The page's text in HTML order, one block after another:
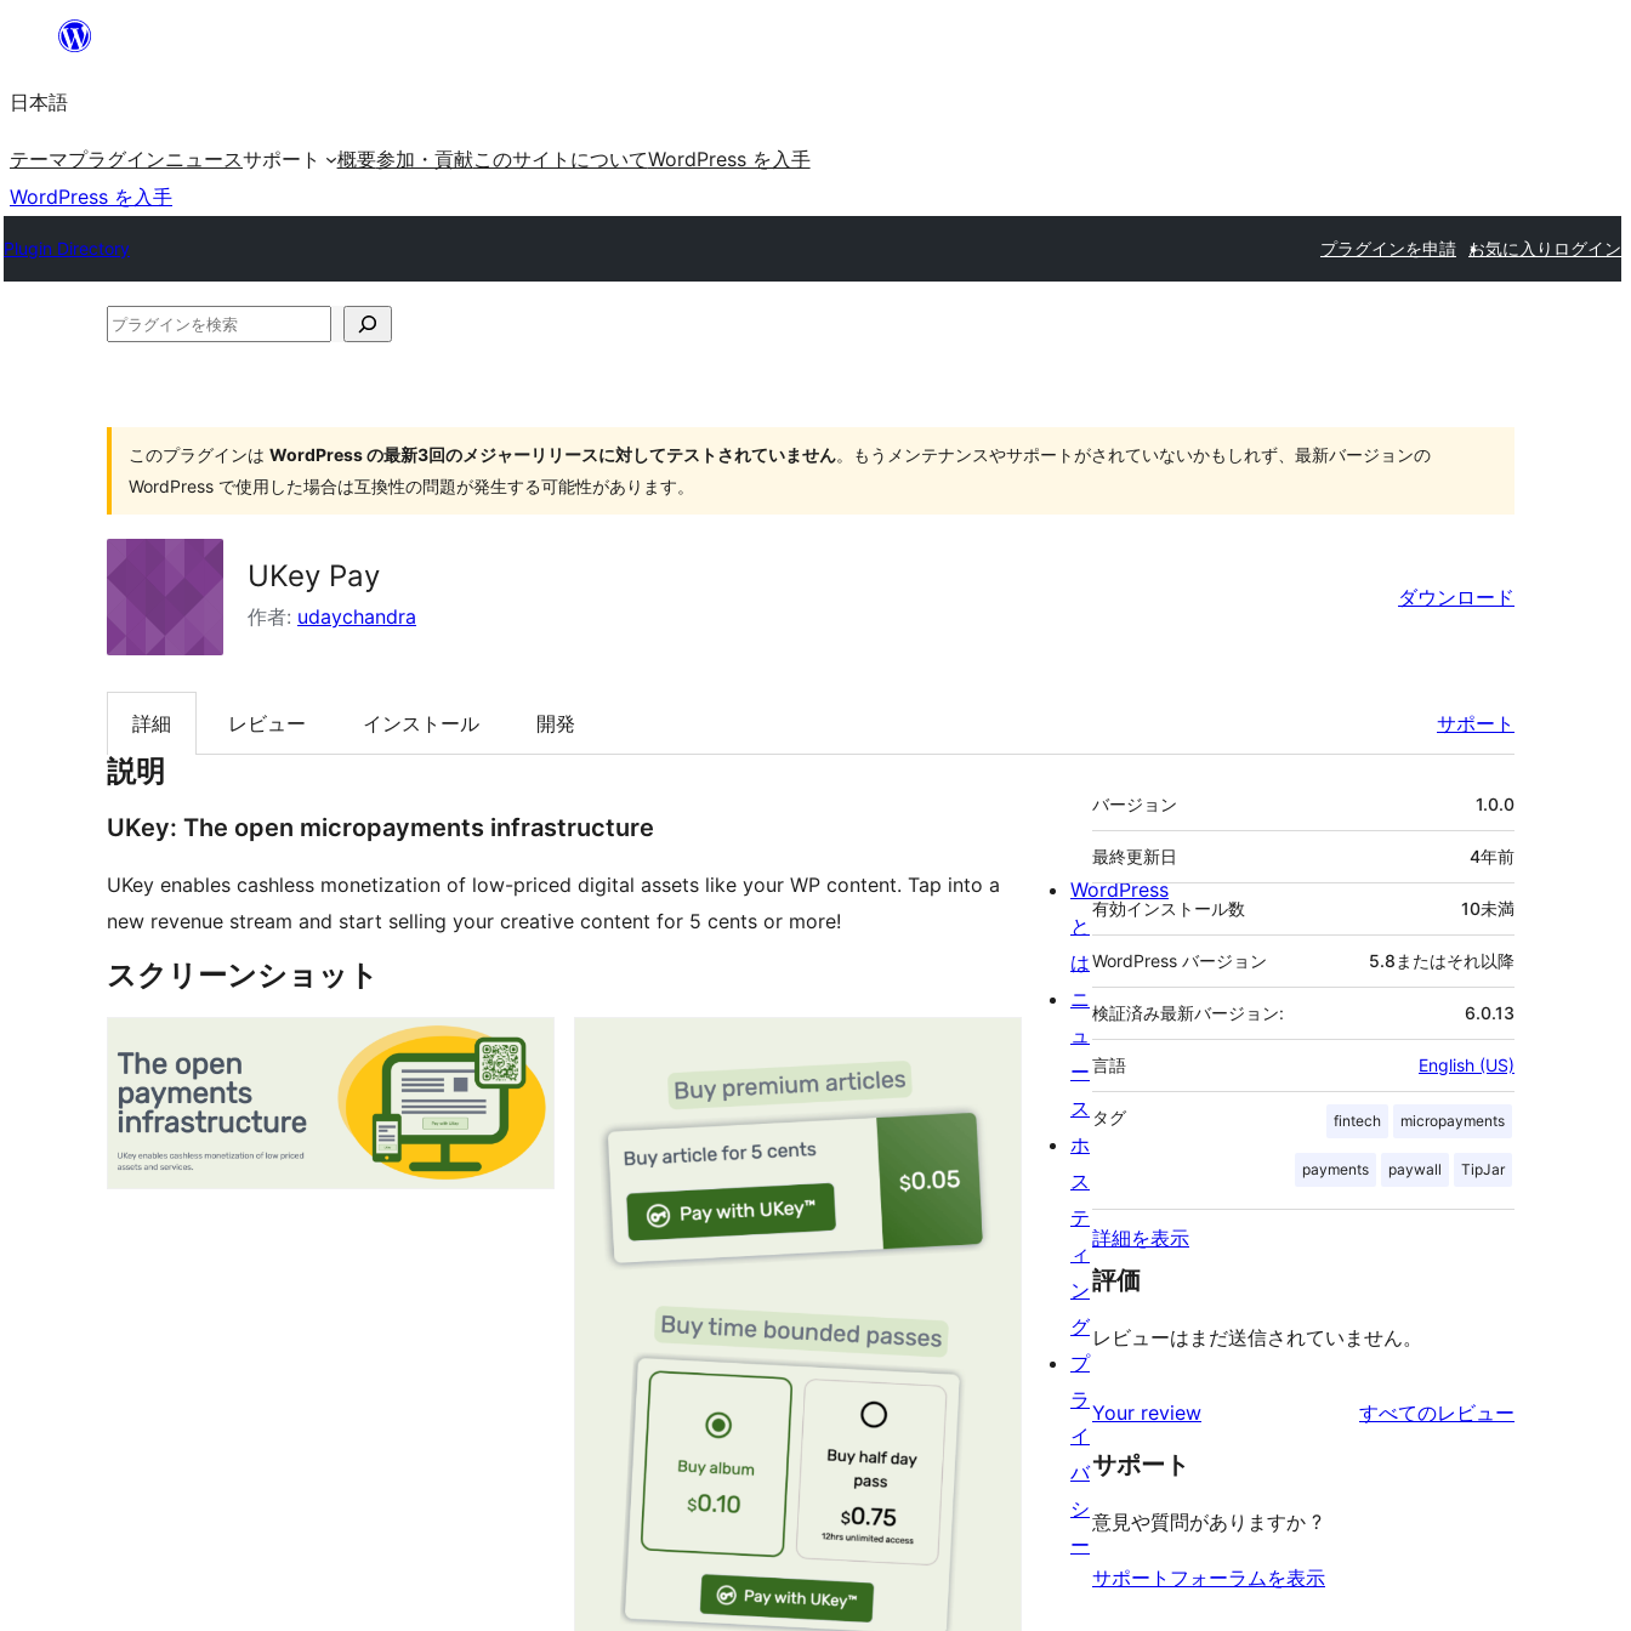
を
ッ
プ
日本語
テーマプラグインニュースサポート 概要参加・貢献このサイトについてWordPress を入手
WordPress を入手
Plugin Directory プラグインを申請 お気に入り ログイン
プ
イ
検
索
このプラグインは WordPress の最新3回のメジャーリリースに対してテストされていません。もうメンテナンスやサポートがされていないかもしれず、最新バージョンの
WordPress で使用した場合は互換性の問題が発生する可能性があります。
UKey Pay
作者: udaychandra
ダウンロード
詳細 レビュー インストール 開発 サポート
説明
UKey: The open micropayments infrastructure
UKey enables cashless monetization of low-priced digital assets like your WP content. Tap into a
new revenue stream and start selling your creative content for 5 cents or more!
スクリーンショット
メ
タ
バージョン 1.0.0
最終更新日 4年前
有効インストール数 10未満
WordPress バージョン 5.8またはそれ以降
検証済み最新バージョン: 6.0.13
言語 English (US)
タグ fintech micropayments
payments paywall TipJar
詳細を表示
評価
レビューはまだ送信されていません。
Your review すべてのレビュー
サポート
意見や質問がありますか ?
サポートフォーラムを表示
WordPress
と
は
ニ
ュ
ー
ス
ホ
ス
テ
ィ
ン
グ
プ
ラ
イ
バ
シ
ー